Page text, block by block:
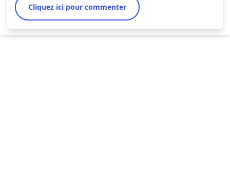
Cliquez ici pour commenter